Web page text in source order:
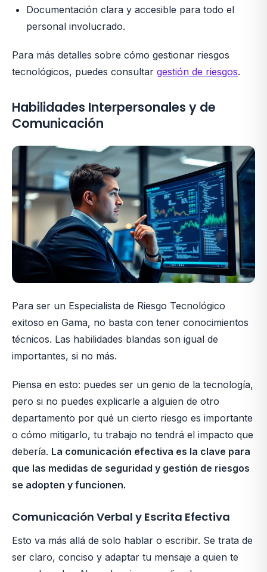
Documentación clara y accesible para todo el
personal involucrado.
Para más detalles sobre cómo gestionar riesgos
tecnológicos, puedes consultar gestión de riesgos.
Habilidades Interpersonales y de
Comunicación
Para ser un Especialista de Riesgo Tecnológico
exitoso en Gama, no basta con tener conocimientos
técnicos. Las habilidades blandas son igual de
importantes, si no más.
Piensa en esto: puedes ser un genio de la tecnología,
pero si no puedes explicarle a alguien de otro
departamento por qué un cierto riesgo es importante
o cómo mitigarlo, tu trabajo no tendrá el impacto que
debería. La comunicación efectiva es la clave para
que las medidas de seguridad y gestión de riesgos
se adopten y funcionen.
Comunicación Verbal y Escrita Efectiva
Esto va más allá de solo hablar o escribir. Se trata de
ser claro, conciso y adaptar tu mensaje a quien te